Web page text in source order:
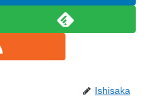
Ishisaka